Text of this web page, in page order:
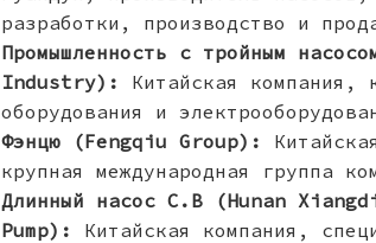
разработки, производство и
Промышленность с тройным
Industry):
Китайская компания,
оборудования и
Фэнцю (Fengqiu Group):
крупная международная группа
Длинный насос C.B (Hunan
Pump):
Китайская компания,